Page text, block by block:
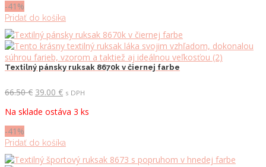
-41%
Pridať do košíka
Textilný pánsky ruksak 8670k v čiernej farbe
66.50€ Pôvodná
bola:
39.00 €Aktuálna
je:
s DPH
Na sklade ostáva 3 ks
-41%
Pridať do košíka